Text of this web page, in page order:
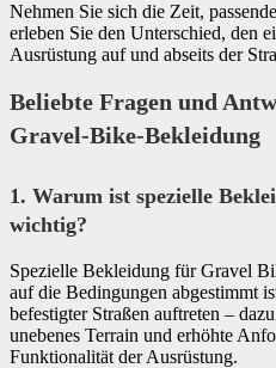
Nehmen Sie sich die Zeit,
erleben Sie den Unterschied, den
Ausrüstung auf und abseits der
Beliebte Fragen und
Gravel-Bike-Bekleidung
1. Warum ist spezielle
wichtig?
Spezielle Bekleidung für Gravel
auf die Bedingungen abgestimmt
befestigter Straßen auftreten –
unebenes Terrain und erhöhte
Funktionalität der Ausrüstung.